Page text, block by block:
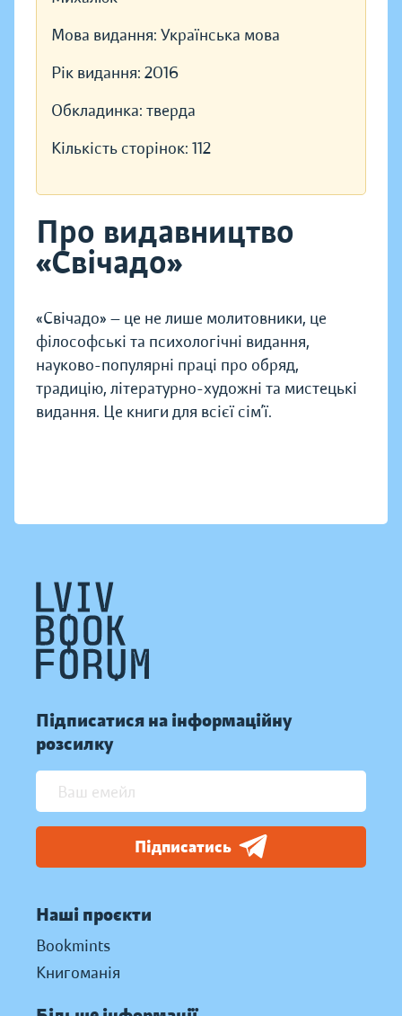
Мова видання: Українська мова
Рік видання: 2016
Обкладинка: тверда
Кількість сторінок: 112
Про видавництво
«Свічадо»
«Свічадо» — це не лише молитовники, це
філософські та психологічні видання,
науково-популярні праці про обряд,
традицію, літературно-художні та мистецькі
видання. Це книги для всієї сім’ї.
Підписатися на інформаційну
розсилку
Підписатись
Наші проєкти
Bookmints
Книгоманія